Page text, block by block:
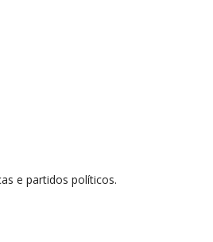
e partidos políticos.